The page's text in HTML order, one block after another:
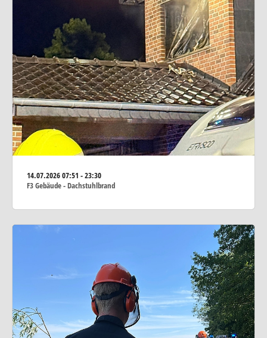
14.07.202607:51 - 23:30
F3 Gebäude - Dachstuhlbrand